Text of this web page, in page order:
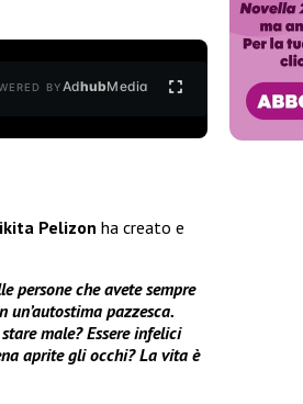
BYAdhubMedia
Pelizon ha creato e
persone che avete sempre
un’autostima pazzesca.
male? Essere infelici
aprite gli occhi? La vita è